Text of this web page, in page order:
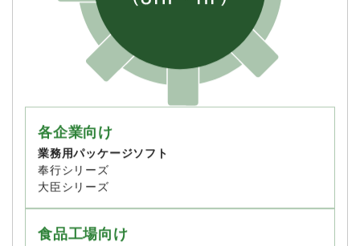
各企業向け
業務用パッケージソフト
奉行シリーズ
大臣シリーズ